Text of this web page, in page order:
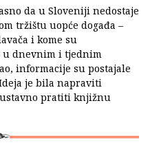
da u Sloveniji nedostaje
tržištu uopće događa –
i kome su
u dnevnim i tjednim
informacije su postajale
je bila napraviti
pratiti knjižnu